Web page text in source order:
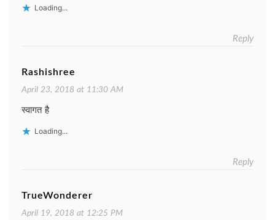
Loading...
Reply
Rashishree
April 23, 2018 at 11:30 AM
स्वागत है
Loading...
Reply
TrueWonderer
April 19, 2018 at 12:25 PM